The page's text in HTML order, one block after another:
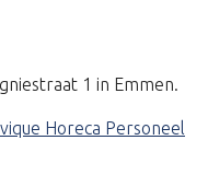
1 in Emmen.
Horeca Personeel